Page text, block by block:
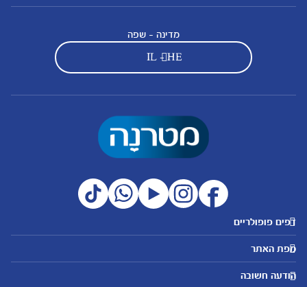
מדינה - שפה
IL - HE
דפים פופולריים
מטרנה לשירותכם
היועצות שלנו
שאלות נפוצות
מועדון מטרנה
מפת האתר
אבני דרך
לקראת הריון
נושאים
הודעה חשובה